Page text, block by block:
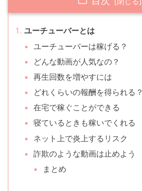
ユーチューバーとは
ユーチューバーは稼げる？
どんな動画が人気なの？
再生回数を増やすには
どれくらいの報酬を得られる？
在宅で稼ぐことができる
寝ているときも稼いでくれる
ネット上で炎上するリスク
詐欺のような動画は止めよう
まとめ